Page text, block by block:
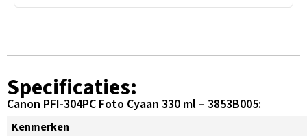
Specificaties:
Canon PFI-304PC Foto Cyaan 330 ml – 3853B005:
Kenmerken